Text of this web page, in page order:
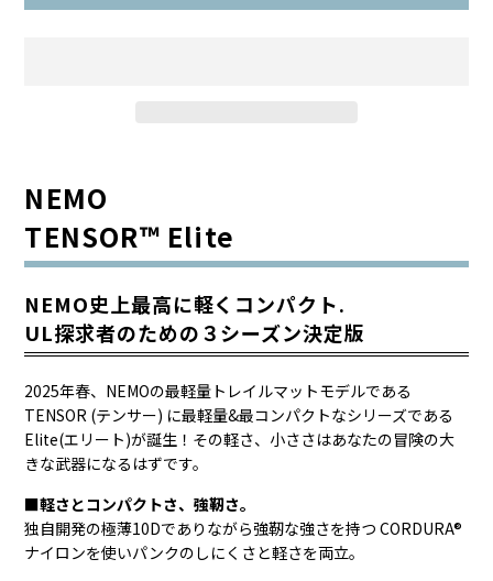
NEMO
TENSOR™ Elite
NEMO史上最高に軽くコンパクト.
UL探求者のための３シーズン決定版
2025年春、NEMOの最軽量トレイルマットモデルである
TENSOR (テンサー) に最軽量&最コンパクトなシリーズである
Elite(エリート)が誕生！その軽さ、小ささはあなたの冒険の大
きな武器になるはずです。
■軽さとコンパクトさ、強靭さ。
独自開発の極薄10Dでありながら強靭な強さを持つ CORDURA®︎
ナイロンを使いパンクのしにくさと軽さを両立。